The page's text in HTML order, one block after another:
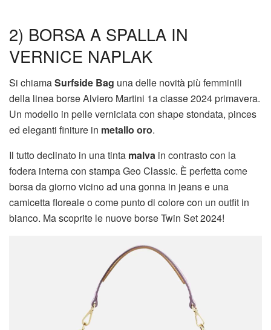
2) BORSA A SPALLA IN
VERNICE NAPLAK
Si chiamaSurfside Bag una delle novità più femminili
della linea borse Alviero Martini 1a classe 2024 primavera.
Un modello in pelle verniciata con shape stondata, pinces
ed eleganti finiture in metallo oro.
Il tutto declinato in una tinta malva in contrasto con la
fodera interna con stampa Geo Classic. È perfetta come
borsa da giorno vicino ad una gonna in jeans e una
camicetta floreale o come punto di colore con un outfit in
bianco. Ma scoprite le nuove borse Twin Set 2024!